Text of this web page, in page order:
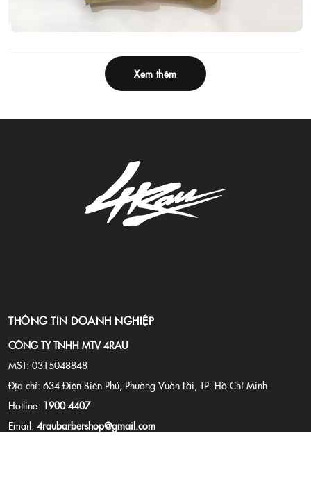
Xem thêm
THÔNG TIN DOANH NGHIỆP
CÔNG TY TNHH MTV 4RAU
MST: 0315048848
Địa chỉ: 634 Điện Biên Phủ, Phường Vườn Lài, TP. Hồ Chí Minh
Hotline: 1900 4407
Email: 4raubarbershop@gmail.com